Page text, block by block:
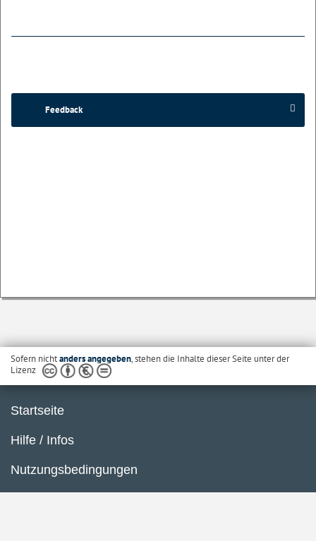
Feedback
Sofern nichtanders angegeben, stehen die Inhalte dieser Seite unter der
Lizenz
Startseite
Hilfe / Infos
Nutzungsbedingungen